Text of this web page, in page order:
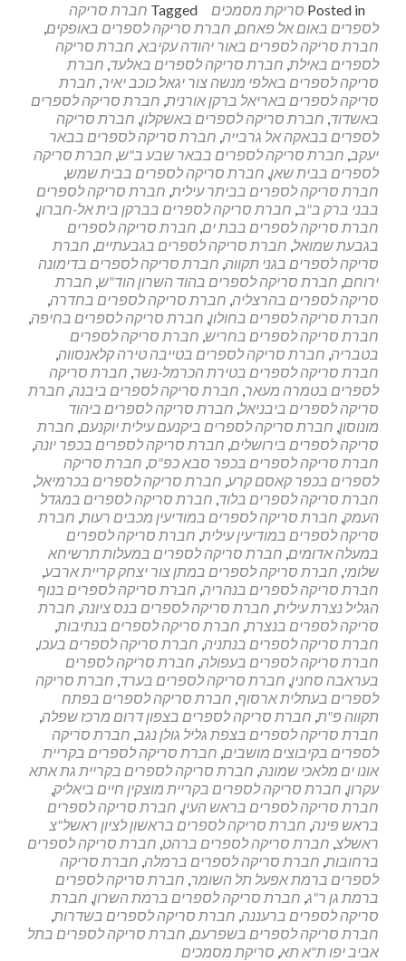
about
סריקת
מסמכים
לעסק
Posted in סריקת מסמכים Tagged חברת סריקה
לספרים באום אל פאחם, חברת סריקה לספרים באופקים,
חברת סריקה לספרים באור יהודה עקיבא, חברת סריקה
לספרים באילת, חברת סריקה לספרים באלעד, חברת
סריקה לספרים באלפי מנשה צור יגאל כוכב יאיר, חברת
סריקה לספרים באריאל ברקן אורנית, חברת סריקה לספרים
באשדוד, חברת סריקה לספרים באשקלון, חברת סריקה
לספרים בבאקה אל גרבייה, חברת סריקה לספרים בבאר
יעקב, חברת סריקה לספרים בבאר שבע ב"ש, חברת סריקה
לספרים בבית שאן, חברת סריקה לספרים בבית שמש,
חברת סריקה לספרים בביתר עילית, חברת סריקה לספרים
בבני ברק ב"ב, חברת סריקה לספרים בברקן בית אל-חברון,
חברת סריקה לספרים בבת ים, חברת סריקה לספרים
בגבעת שמואל, חברת סריקה לספרים בגבעתיים, חברת
סריקה לספרים בגני תקווה, חברת סריקה לספרים בדימונה
ירוחם, חברת סריקה לספרים בהוד השרון הוד"ש, חברת
סריקה לספרים בהרצליה, חברת סריקה לספרים בחדרה,
חברת סריקה לספרים בחולון, חברת סריקה לספרים בחיפה,
חברת סריקה לספרים בחריש, חברת סריקה לספרים
בטבריה, חברת סריקה לספרים בטייבה טירה קלאנסווה,
חברת סריקה לספרים בטירת הכרמל-נשר, חברת סריקה
לספרים בטמרה מעאר, חברת סריקה לספרים ביבנה, חברת
סריקה לספרים ביבניאל, חברת סריקה לספרים ביהוד
מונוסון, חברת סריקה לספרים ביקנעם עילית יוקנעם, חברת
סריקה לספרים בירושלים, חברת סריקה לספרים בכפר יונה,
חברת סריקה לספרים בכפר סבא כפ"ס, חברת סריקה
לספרים בכפר קאסם קרע, חברת סריקה לספרים בכרמיאל,
חברת סריקה לספרים בלוד, חברת סריקה לספרים במגדל
העמק, חברת סריקה לספרים במודיעין מכבים רעות, חברת
סריקה לספרים במודיעין עילית, חברת סריקה לספרים
במעלה אדומים, חברת סריקה לספרים במעלות תרשיחא
שלומי, חברת סריקה לספרים במתן צור יצחק קריית ארבע,
חברת סריקה לספרים בנהריה, חברת סריקה לספרים בנוף
הגליל נצרת עילית, חברת סריקה לספרים בנס ציונה, חברת
סריקה לספרים בנצרת, חברת סריקה לספרים בנתיבות,
חברת סריקה לספרים בנתניה, חברת סריקה לספרים בעכו,
חברת סריקה לספרים בעפולה, חברת סריקה לספרים
בעראבה סחנין, חברת סריקה לספרים בערד, חברת סריקה
לספרים בעתלית ארסוף, חברת סריקה לספרים בפתח
תקווה פ"ת, חברת סריקה לספרים בצפון דרום מרכז שפלה,
חברת סריקה לספרים בצפת גליל גולן נגב, חברת סריקה
לספרים בקיבוצים מושבים, חברת סריקה לספרים בקריית
אונו ים מלאכי שמונה, חברת סריקה לספרים בקריית גת אתא
עקרון, חברת סריקה לספרים בקריית מוצקין חיים ביאליק,
חברת סריקה לספרים בראש העין, חברת סריקה לספרים
בראש פינה, חברת סריקה לספרים בראשון לציון ראשל"צ
ראשלצ, חברת סריקה לספרים ברהט, חברת סריקה לספרים
ברחובות, חברת סריקה לספרים ברמלה, חברת סריקה
לספרים ברמת אפעל תל השומר, חברת סריקה לספרים
ברמת גן ר"ג, חברת סריקה לספרים ברמת השרון, חברת
סריקה לספרים ברעננה, חברת סריקה לספרים בשדרות,
חברת סריקה לספרים בשפרעם, חברת סריקה לספרים בתל
אביב יפו ת"א תא, סריקת מסמכים